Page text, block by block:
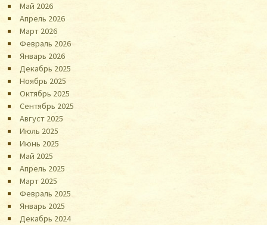
Май 2026
Апрель 2026
Март 2026
Февраль 2026
Январь 2026
Декабрь 2025
Ноябрь 2025
Октябрь 2025
Сентябрь 2025
Август 2025
Июль 2025
Июнь 2025
Май 2025
Апрель 2025
Март 2025
Февраль 2025
Январь 2025
Декабрь 2024